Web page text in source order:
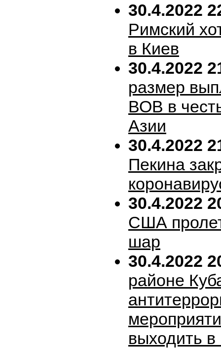
30.4.2022
Римский
в Киев
30.4.2022
размер
ВОВ в
Азии
30.4.2022
Пекина
30.4.2022
США
шар
30.4.2022
районе
выходить